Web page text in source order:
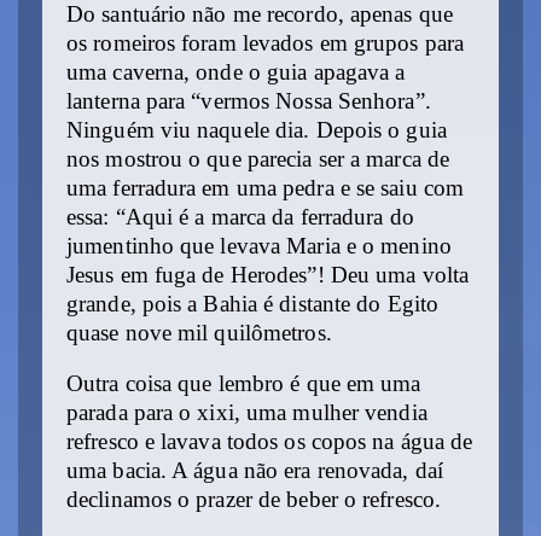
Do santuário não me recordo, apenas que
os romeiros foram levados em grupos para
uma caverna, onde o guia apagava a
lanterna para “vermos Nossa Senhora”.
Ninguém viu naquele dia. Depois o guia
nos mostrou o que parecia ser a marca de
uma ferradura em uma pedra e se saiu com
essa: “Aqui é a marca da ferradura do
jumentinho que levava Maria e o menino
Jesus em fuga de Herodes”! Deu uma volta
grande, pois a Bahia é distante do Egito
quase nove mil quilômetros.
Outra coisa que lembro é que em uma
parada para o xixi, uma mulher vendia
refresco e lavava todos os copos na água de
uma bacia. A água não era renovada, daí
declinamos o prazer de beber o refresco.